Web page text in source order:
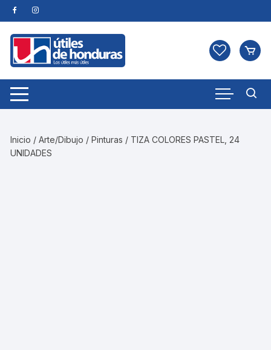
Skip
to
content
Inicio /Arte/Dibujo /Pinturas / TIZA COLORES PASTEL, 24
UNIDADES